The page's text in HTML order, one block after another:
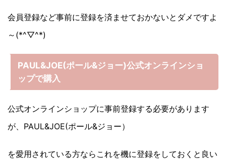
会員登録など事前に登録を済ませておかないとダメですよ
～(*^▽^*)
PAUL&JOE(ポール&ジョー)公式オンラインショ
ップで購入
公式オンラインショップに事前登録する必要があります
が、PAUL&JOE(ポール&ジョー）
を愛用されている方ならこれを機に登録をしておくと良い